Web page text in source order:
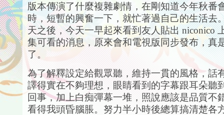
版本傳演了什麼複雜劇情，在剛知道今年秋番
時，短暫的興奮一下，就忙著過自己的生活去
天之後，今天一早起來看到友人貼出 niconico
集可看的消息，原來會和電視版同步發布，真
了。
為了解釋設定給觀眾聽，維持一貫的風格，話
譯得實在不夠理想，眼睛看到的字幕跟耳朵聽
回事，加上白痴彈幕一堆，照說應該是品質不
看得我頭昏腦脹。努力半小時後總算搞清楚各